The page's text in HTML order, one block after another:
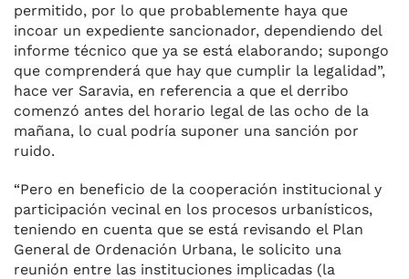
permitido, por lo que probablemente haya que
incoar un expediente sancionador, dependiendo del
informe técnico que ya se está elaborando; supongo
que comprenderá que hay que cumplir la legalidad”,
hace ver Saravia, en referencia a que el derribo
comenzó antes del horario legal de las ocho de la
mañana, lo cual podría suponer una sanción por
ruido.
“Pero en beneficio de la cooperación institucional y
participación vecinal en los procesos urbanísticos,
teniendo en cuenta que se está revisando el Plan
General de Ordenación Urbana, le solicito una
reunión entre las instituciones implicadas (la